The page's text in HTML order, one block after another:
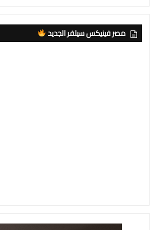
مصر فينيكس سيلفر الجديد